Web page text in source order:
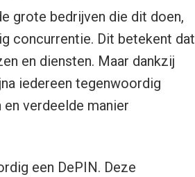
grote bedrijven die dit doen,
concurrentie. Dit betekent dat
en diensten. Maar dankzij
iedereen tegenwoordig
verdeelde manier
een DePIN. Deze